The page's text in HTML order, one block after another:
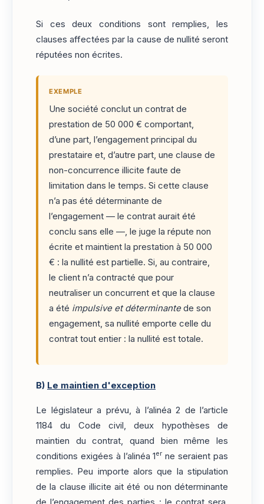
Si ces deux conditions sont remplies, les
clauses affectées par la cause de nullité seront
réputées non écrites.
EXEMPLE
Une société conclut un contrat de
prestation de 50 000 € comportant,
d’une part, l’engagement principal du
prestataire et, d’autre part, une clause de
non-concurrence illicite faute de
limitation dans le temps. Si cette clause
n’a pas été déterminante de
l’engagement — le contrat aurait été
conclu sans elle —, le juge la répute non
écrite et maintient la prestation à 50 000
€ : la nullité est partielle. Si, au contraire,
le client n’a contracté que pour
neutraliser un concurrent et que la clause
a été impulsive et déterminantede son
engagement, sa nullité emporte celle du
contrat tout entier : la nullité est totale.
B) Le maintien d'exception
Le législateur a prévu, à l’alinéa 2 de l’article
1184 du Code civil, deux hypothèses de
maintien du contrat, quand bien même les
conditions exigées à l’alinéa 1er ne seraient pas
remplies. Peu importe alors que la stipulation
de la clause illicite ait été ou non déterminante